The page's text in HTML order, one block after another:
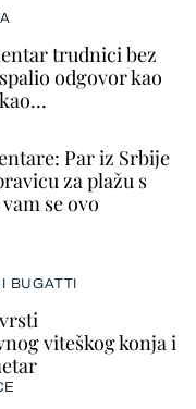
trudnici bez
odgovor kao
Par iz Srbije
za plažu s
se ovo
BUGATTI
viteškog konja i